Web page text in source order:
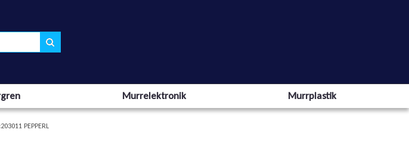
Murrelektronik Murrplastik
PEPPERL